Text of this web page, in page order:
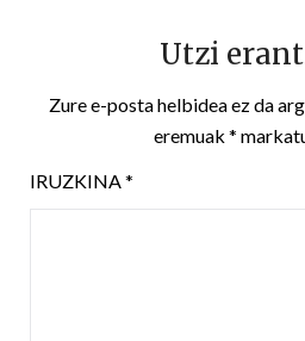
Utzi
Zure e-posta helbidea ez da
eremuak *
IRUZKINA*